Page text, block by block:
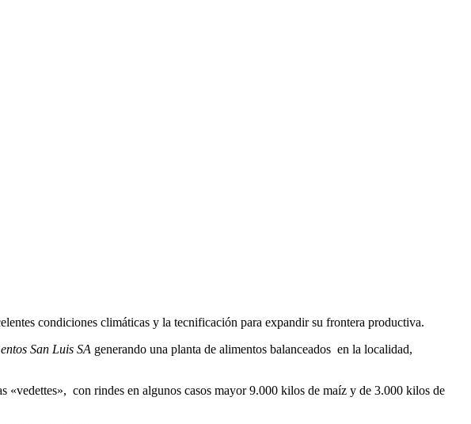
condiciones climáticas y la tecnificación para expandir su frontera productiva.
San Luis SA generando una planta de alimentos balanceados en la localidad,
«vedettes», con rindes en algunos casos mayor 9.000 kilos de maíz y de 3.000 kilos de